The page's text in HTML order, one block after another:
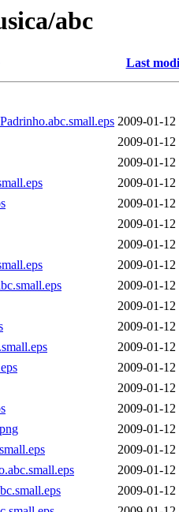
abc
Last
2009-01-12
2009-01-12
2009-01-12
2009-01-12
2009-01-12
2009-01-12
2009-01-12
2009-01-12
2009-01-12
2009-01-12
2009-01-12
2009-01-12
2009-01-12
2009-01-12
2009-01-12
2009-01-12
2009-01-12
2009-01-12
2009-01-12